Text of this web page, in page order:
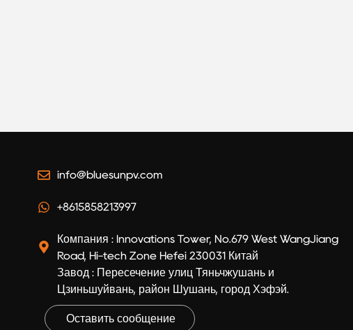
info@bluesunpv.com
+8615858213997
Компания : Innovations Tower, No.679 West WangJiang
Road, Hi-tech Zone Hefei 230031 Китай
Завод : Пересечение улиц Тяньчжушань и
Цзиньшуйвань, район Шушань, город Хэфэй.
Оставить сообщение